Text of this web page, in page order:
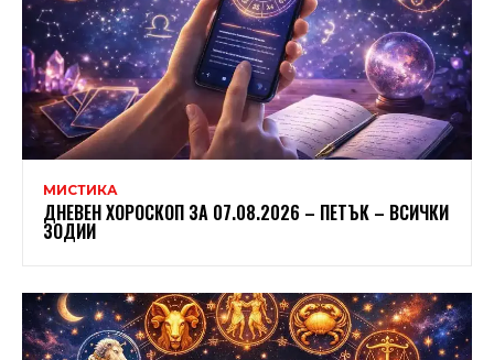
МИСТИКА
ДНЕВЕН ХОРОСКОП ЗА 07.08.2026 – ПЕТЪК – ВСИЧКИ
ЗОДИИ